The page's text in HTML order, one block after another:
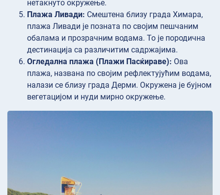
нетакнуто окружење.
Плажа Ливади: Смештена близу града Химара,
плажа Ливади је позната по својим пешчаним
обалама и прозрачним водама. То је породична
дестинација са различитим садржајима.
Огледална плажа (Плажи Пасќираве): Ова
плажа, названа по својим рефлектујућим водама,
налази се близу града Дерми. Окружена је бујном
вегетацијом и нуди мирно окружење.